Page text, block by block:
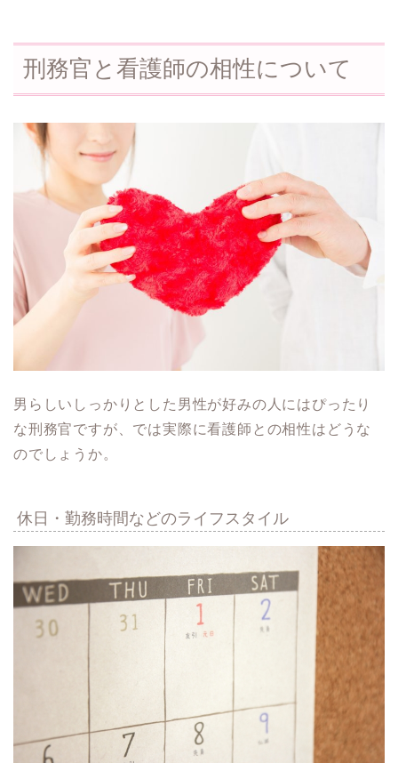
刑務官と看護師の相性について
男らしいしっかりとした男性が好みの人にはぴったり
な刑務官ですが、では実際に看護師との相性はどうな
のでしょうか。
休日・勤務時間などのライフスタイル